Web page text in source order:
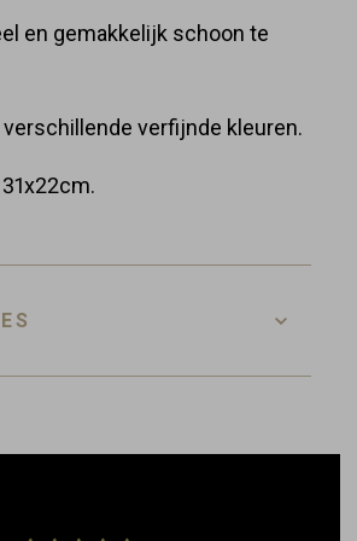
en gemakkelijk schoon te
verfijnde kleuren.